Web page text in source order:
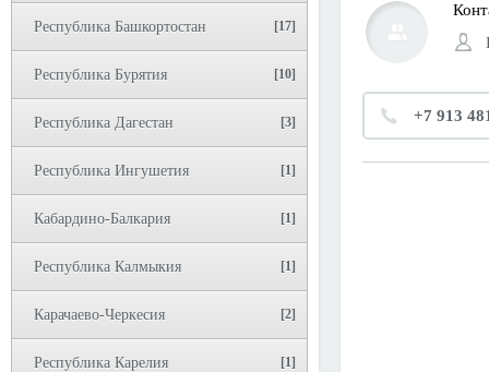
Республика Башкортостан [17]
Республика Бурятия [10]
Республика Дагестан [3]
Республика Ингушетия [1]
Кабардино-Балкария [1]
Республика Калмыкия [1]
Карачаево-Черкесия [2]
Республика Карелия [1]
+7 913